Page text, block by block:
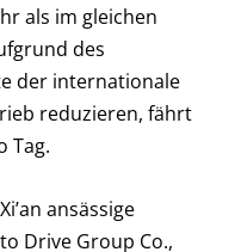
als im gleichen
des
der internationale
reduzieren, fährt
Tag.
ansässige
Drive Group Co.,